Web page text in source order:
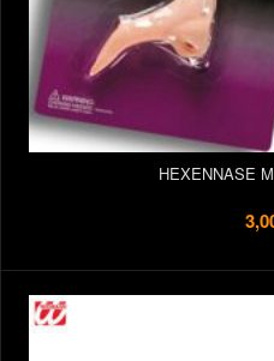
HEXENNASE